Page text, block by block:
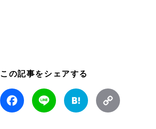
この記事をシェアする
Facebook Line Hatena